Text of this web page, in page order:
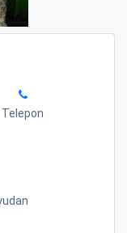
Telepon